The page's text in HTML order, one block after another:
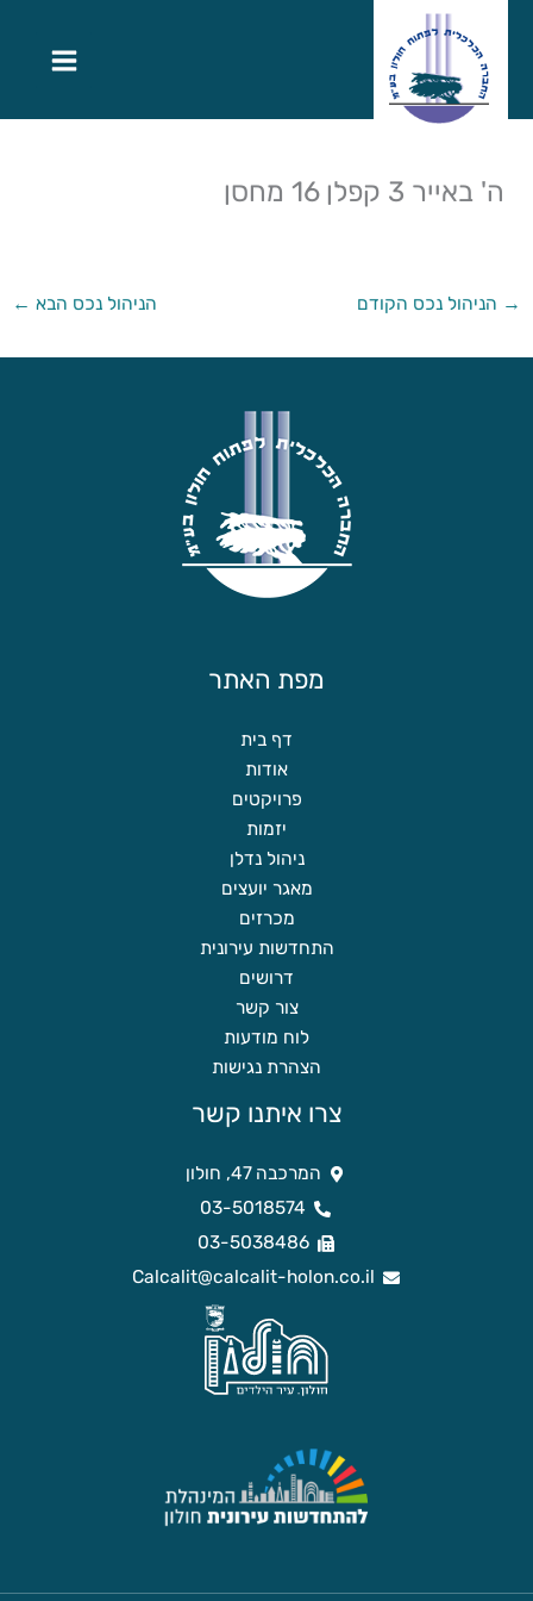
ה' באייר 3 קפלן 16 מחסן
→ הניהול נכס הקודם הניהול נכס הבא ←
מפת האתר
דף בית
אודות
פרויקטים
יזמות
ניהול נדלן
מאגר יועצים
מכרזים
התחדשות עירונית
דרושים
צור קשר
לוח מודעות
הצהרת נגישות
צרו איתנו קשר
המרכבה 47, חולון
03-5018574
03-5038486
Calcalit@calcalit-holon.co.il